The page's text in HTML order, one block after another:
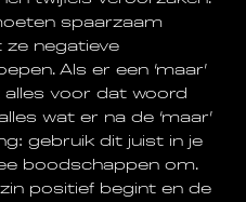
spaarzaam
negatieve
Als er een ‘maar’
voor dat woord
wat er na de ‘maar’
gebruik dit juist in je
boodschappen om.
positief begint en de